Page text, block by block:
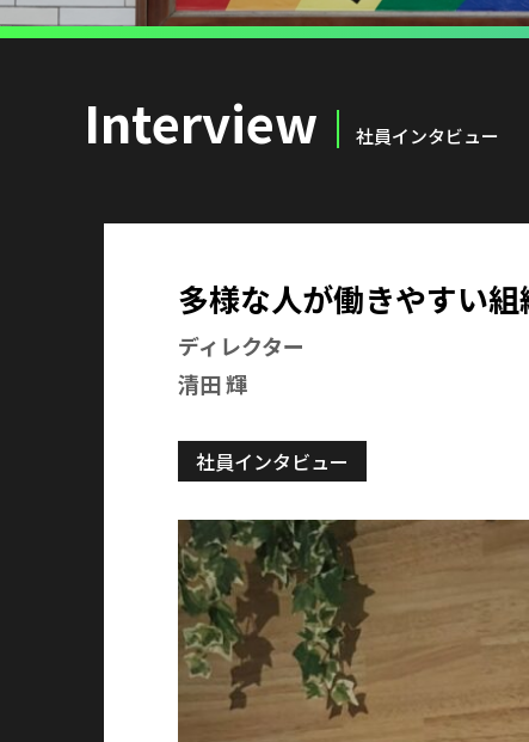
Interview 社員インタビュー
多様な人が働きやすい
ディレクター
清田 輝
社員インタビュー